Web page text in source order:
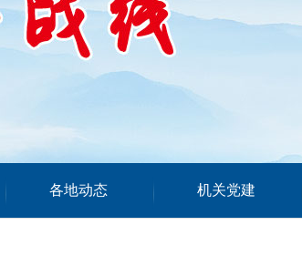
各地动态 机关党建